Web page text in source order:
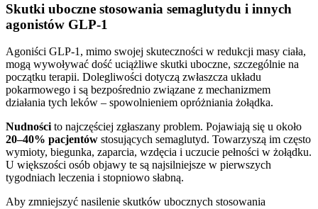
Skutki uboczne stosowania semaglutydu i innych
agonistów GLP-1
Agoniści GLP-1, mimo swojej skuteczności w redukcji masy ciała,
mogą wywoływać dość uciążliwe skutki uboczne, szczególnie na
początku terapii. Dolegliwości dotyczą zwłaszcza układu
pokarmowego i są bezpośrednio związane z mechanizmem
działania tych leków – spowolnieniem opróżniania żołądka.
Nudności to najczęściej zgłaszany problem. Pojawiają się u około
20–40% pacjentów stosujących semaglutyd. Towarzyszą im często
wymioty, biegunka, zaparcia, wzdęcia i uczucie pełności w żołądku.
U większości osób objawy te są najsilniejsze w pierwszych
tygodniach leczenia i stopniowo słabną.
Aby zmniejszyć nasilenie skutków ubocznych stosowania